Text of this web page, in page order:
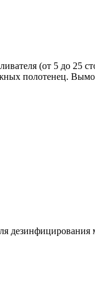
(от 5 до 25
полотенец.